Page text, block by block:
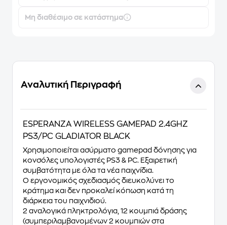
Μη διαθέσιμο σε κατάστημα
Αναλυτική Περιγραφή
ESPERANZA WIRELESS GAMEPAD 2.4GHZ
PS3/PC GLADIATOR BLACK
Χρησιμοποιείται ασύρματο gamepad δόνησης για
κονσόλες υπολογιστές PS3 & PC. Εξαιρετική
συμβατότητα με όλα τα νέα παιχνίδια.
Ο εργονομικός σχεδιασμός διευκολύνει το
κράτημα και δεν προκαλεί κόπωση κατά τη
διάρκεια του παιχνιδιού.
2 αναλογικά πληκτρολόγια, 12 κουμπιά δράσης
(συμπεριλαμβανομένων 2 κουμπιών στα